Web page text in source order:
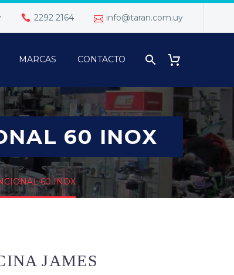
2292 2164 info@taran.com.uy
MARCAS CONTACTO
60 INOX
60 INOX
JAMES